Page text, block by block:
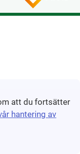
att du fortsätter
hantering av